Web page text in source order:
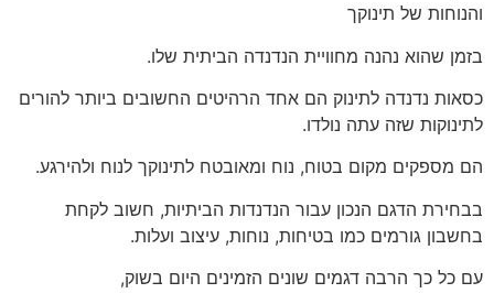
והנוחות של תינוקך
בזמן שהוא נהנה מחוויית הנדנדה הביתית שלו.
כסאות נדנדה לתינוק הם אחד הרהיטים החשובים ביותר להורים
לתינוקות שזה עתה נולדו.
הם מספקים מקום בטוח, נוח ומאובטח לתינוקך לנוח ולהירגע.
בבחירת הדגם הנכון עבור הנדנדות הביתיות, חשוב לקחת
בחשבון גורמים כמו בטיחות, נוחות, עיצוב ועלות.
עם כל כך הרבה דגמים שונים הזמינים היום בשוק,